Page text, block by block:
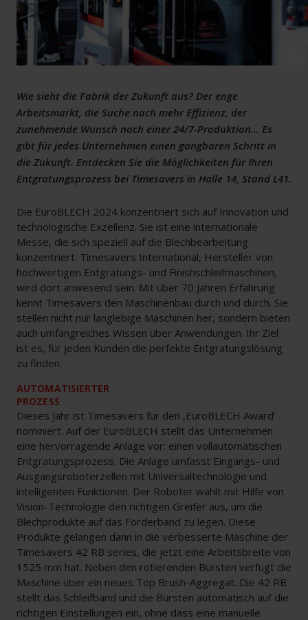
Wie sieht die Fabrik der Zukunft aus? Der enge
Arbeitsmarkt, die Suche nach mehr Effizienz, der
zunehmende Wunsch nach einer 24/7-Produktion… Es
gibt für jedes Unternehmen einen gangbaren Schritt in
die Zukunft. Entdecken Sie die Möglichkeiten für Ihren
Entgratungsprozess bei Timesavers in Halle 14, Stand L41.
Die EuroBLECH 2024 konzentriert sich auf Innovation und
technologische Exzellenz. Sie ist eine internationale
Messe, die sich speziell auf die Blechbearbeitung
konzentriert. Timesavers International, Hersteller von
hochwertigen Entgratungs- und Finishschleifmaschinen,
wird dort anwesend sein. Mit über 70 Jahren Erfahrung
kennt Timesavers den Maschinenbau durch und durch. Sie
stellen nicht nur langlebige Maschinen her, sondern bieten
auch umfangreiches Wissen über Anwendungen. Ihr Ziel
ist es, für jeden Kunden die perfekte Entgratungslösung
zu finden.
AUTOMATISIERTER
PROZESS
Dieses Jahr ist Timesavers für den ‚EuroBLECH Award‘
nominiert. Auf der EuroBLECH stellt das Unternehmen
eine hervorragende Anlage vor: einen vollautomatischen
Entgratungsprozess. Die Anlage umfasst Eingangs- und
Ausgangsroboterzellen mit Universaltechnologie und
intelligenten Funktionen. Der Roboter wählt mit Hilfe von
Vision-Technologie den richtigen Greifer aus, um die
Blechprodukte auf das Förderband zu legen. Diese
Produkte gelangen dann in die verbesserte Maschine der
Timesavers 42 RB series, die jetzt eine Arbeitsbreite von
1525 mm hat. Neben den rotierenden Bürsten verfügt die
Maschine über ein neues Top Brush-Aggregat. Die 42 RB
stellt das Schleifband und die Bürsten automatisch auf die
richtigen Einstellungen ein, ohne dass eine manuelle